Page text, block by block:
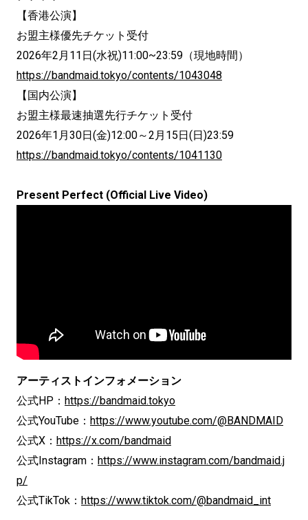
【香港公演】
お盟主様優先チケット受付
2026年2月11日(水祝)11:00~23:59（現地時間）
https://bandmaid.tokyo/contents/1043048
【国内公演】
お盟主様最速抽選先行チケット受付
2026年1月30日(金)12:00～2月15日(日)23:59
https://bandmaid.tokyo/contents/1041130
Present Perfect (Official Live Video)
アーティストインフォメーション
公式HP： https://bandmaid.tokyo
公式YouTube： https://www.youtube.com/@BANDMAID
公式X： https://x.com/bandmaid
公式Instagram： https://www.instagram.com/bandmaid.j
p/
公式TikTok： https://www.tiktok.com/@bandmaid_int